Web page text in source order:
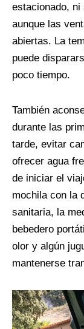
estacionado,
aunque las
abiertas. La
puede
poco tiempo.
También
durante las
tarde, evitar
ofrecer agua
de iniciar el
mochila con la
sanitaria, la
bebedero
olor y algún
mantenerse